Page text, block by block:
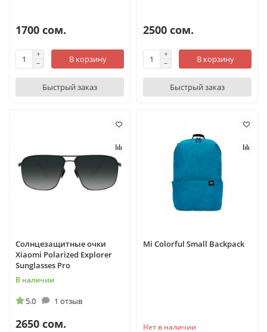
1700 сом.
В корзину
Быстрый заказ
2500 сом.
В корзину
Быстрый заказ
Солнцезащитные очки
Xiaomi Polarized Explorer
Sunglasses Pro
В наличии
5.0 1 отзыв
2650 сом.
Mi Colorful Small Backpack
Нет в наличии